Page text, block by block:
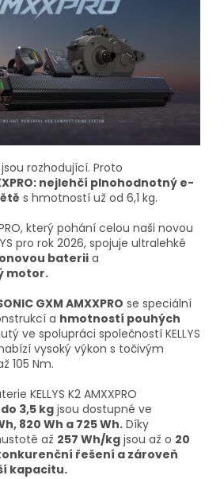
rozhodující. Proto
nejlehčí plnohodnotný e-
s hmotností už od 6,1 kg.
který pohání celou naši novou
pro rok 2026, spojuje ultralehké
bateriia
motor.
GXM AMXXPRO se speciální
a hmotností pouhých
ve spolupráci společností KELLYS
vysoký výkon s točivým
105 Nm.
KELLYS K2 AMXXPRO
3,5 kg jsou dostupné ve
820 Wh a 725 Wh. Díky
až 257 Wh/kg jsou až o 20
řešení a zároveň
kapacitu.